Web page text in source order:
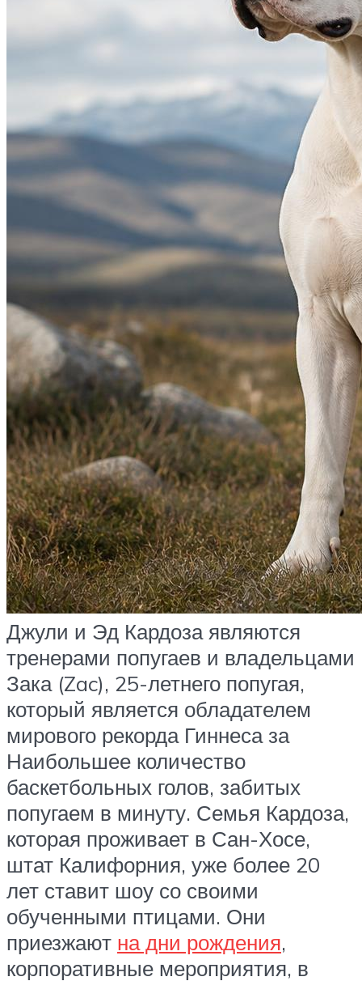
Джули и Эд Кардоза являются
тренерами попугаев и владельцами
Зака (Zac), 25-летнего попугая,
который является обладателем
мирового рекорда Гиннеса за
Наибольшее количество
баскетбольных голов, забитых
попугаем в минуту. Семья Кардоза,
которая проживает в Сан-Хосе,
штат Калифорния, уже более 20
лет ставит шоу со своими
обученными птицами. Они
приезжают на дни рождения,
корпоративные мероприятия, в